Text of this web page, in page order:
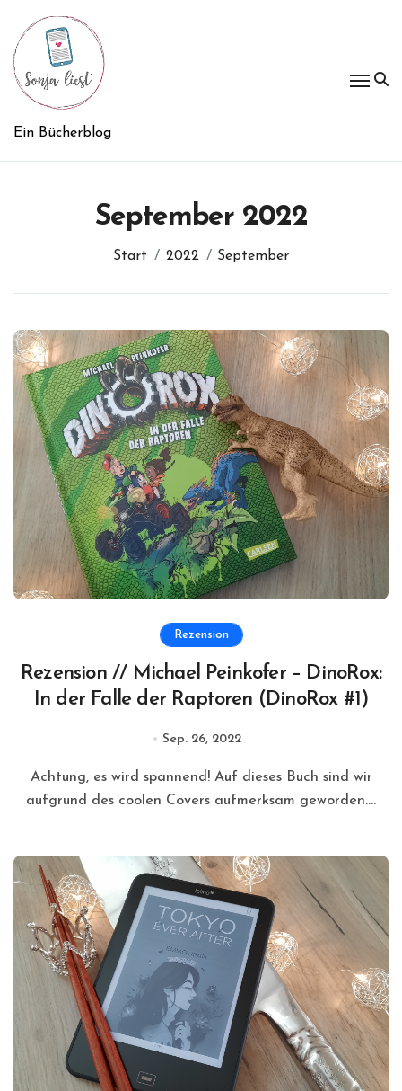
Inhalt
springen
Ein Bücherblog
September 2022
Start 2022 September
Rezension
Rezension // Michael Peinkofer – DinoRox:
In der Falle der Raptoren (DinoRox #1)
Sep. 26, 2022
Achtung, es wird spannend! Auf dieses Buch sind wir
aufgrund des coolen Covers aufmerksam geworden....